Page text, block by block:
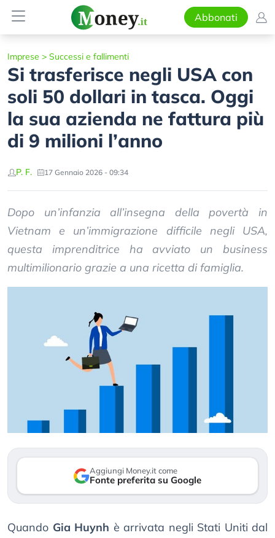
Abbonati
Imprese > Successi e fallimenti
Si trasferisce negli USA con
soli 50 dollari in tasca. Oggi
la sua azienda ne fattura più
di 9 milioni l’anno
P. F. 17 Gennaio 2026 - 09:34
Dopo un’infanzia all’insegna della povertà in
Vietnam e un’immigrazione difficile negli USA,
questa imprenditrice ha avviato un business
multimilionario grazie a una ricetta di famiglia.
Aggiungi Money.it come
Fonte preferita su Google
Quando Gia Huynh è arrivata negli Stati Uniti dal